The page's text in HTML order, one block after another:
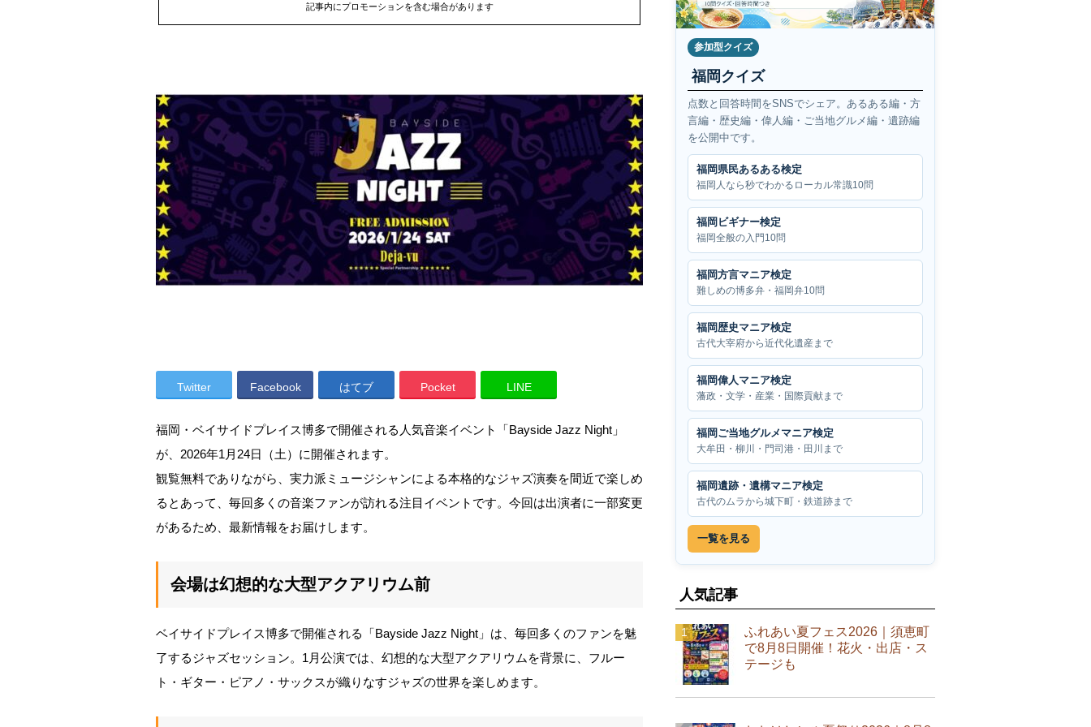
記事内にプロモーションを含む場合があります
Twitter Facebook はてブ Pocket LINE
福岡・ベイサイドプレイス博多で開催される人気音楽イベント「Bayside Jazz Night」
が、2026年1月24日（土）に開催されます。
観覧無料でありながら、実力派ミュージシャンによる本格的なジャズ演奏を間近で楽しめ
るとあって、毎回多くの音楽ファンが訪れる注目イベントです。今回は出演者に一部変更
があるため、最新情報をお届けします。
会場は幻想的な大型アクアリウム前
ベイサイドプレイス博多で開催される「Bayside Jazz Night」は、毎回多くのファンを魅
了するジャズセッション。1月公演では、幻想的な大型アクアリウムを背景に、フルー
ト・ギター・ピアノ・サックスが織りなすジャズの世界を楽しめます。
参加型クイズ
福岡クイズ
点数と回答時間をSNSでシェア。あるある編・方
言編・歴史編・偉人編・ご当地グルメ編・遺跡編
を公開中です。
福岡県民あるある検定
福岡人なら秒でわかるローカル常識10問
福岡ビギナー検定
福岡全般の入門10問
福岡方言マニア検定
難しめの博多弁・福岡弁10問
福岡歴史マニア検定
古代大宰府から近代化遺産まで
福岡偉人マニア検定
藩政・文学・産業・国際貢献まで
福岡ご当地グルメマニア検定
大牟田・柳川・門司港・田川まで
福岡遺跡・遺構マニア検定
古代のムラから城下町・鉄道跡まで
一覧を見る
人気記事
ふれあい夏フェス2026｜須恵町
で8月8日開催！花火・出店・ス
テージも